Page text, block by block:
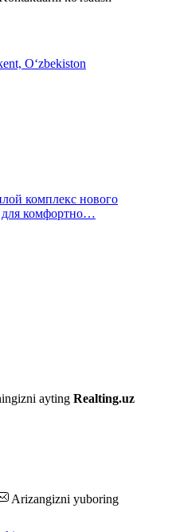
комплекс нового
для комфортно…
ayting Realting.uz
Arizangizni yuboring